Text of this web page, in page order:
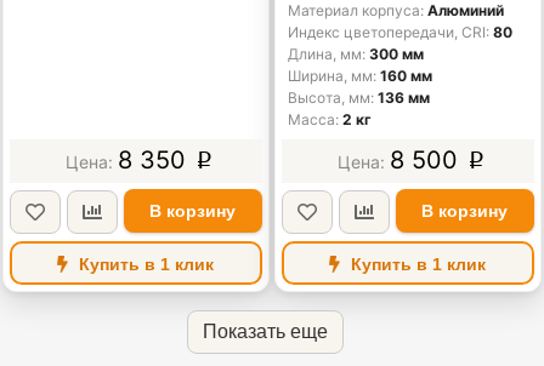
8 350 p
В корзину
Купить в 1 клик
Материал корпуса Алюминий
Индекс цветопередачи, CRI 80
Длина, мм 300 мм
Ширина, мм 160 мм
Высота, мм 136 мм
Масса 2 кг
8 500 p
В корзину
Купить в 1 клик
Показать еще